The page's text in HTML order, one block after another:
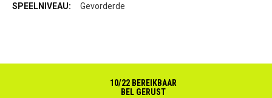
Gevorderde
10/22 BEREIKBAAR
BEL GERUST